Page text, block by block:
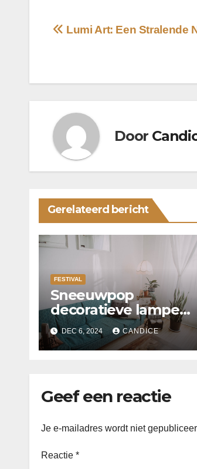
Bericht
Lumi Art: Een Stralende
Door
Gerelateerd bericht
FESTIVAL
Sneeuwpop
decoratieve lampen
perfect voor Kerst
DEC 6, 2024 CANDICE
Geef een reactie
Je e-mailadres wordt niet
Reactie *